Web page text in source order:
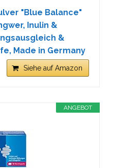
"Blue Balance"
Inulin &
&
Made in Germany
Siehe auf Amazon
ANGEBOT